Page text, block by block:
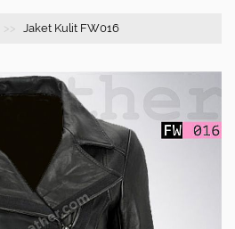
Jaket Kulit FW016